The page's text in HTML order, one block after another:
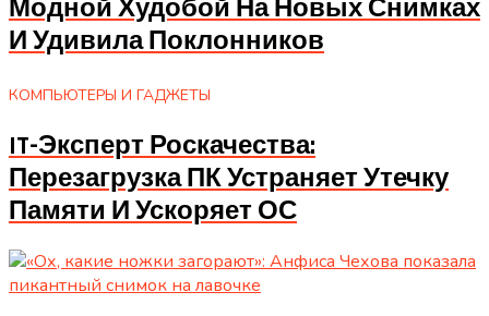
Модной Худобой На Новых Снимках
И Удивила Поклонников
КОМПЬЮТЕРЫ И ГАДЖЕТЫ
IT-Эксперт Роскачества:
Перезагрузка ПК Устраняет Утечку
Памяти И Ускоряет ОС